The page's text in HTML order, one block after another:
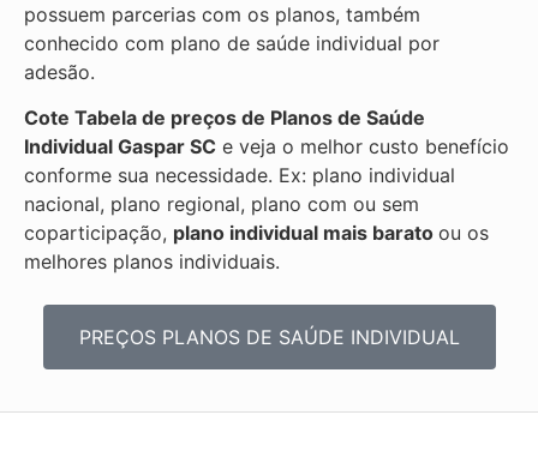
possuem parcerias com os planos, também
conhecido com plano de saúde individual por
adesão.
Cote Tabela de preços de Planos de Saúde
Individual Gaspar SC e veja o melhor custo benefício
conforme sua necessidade. Ex: plano individual
nacional, plano regional, plano com ou sem
coparticipação, plano individual mais barato ou os
melhores planos individuais.
PREÇOS PLANOS DE SAÚDE INDIVIDUAL